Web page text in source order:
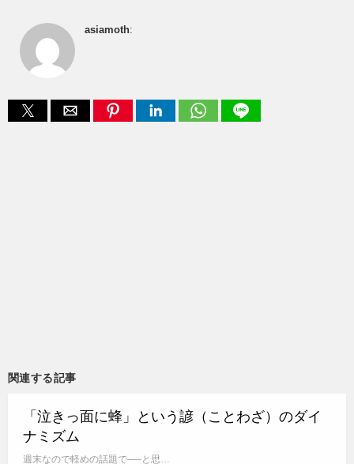
asiamoth:
関連する記事
「泣きっ面に蜂」という諺（ことわざ）のダイ
ナミズム
週末なので軽めの話題で──と思…